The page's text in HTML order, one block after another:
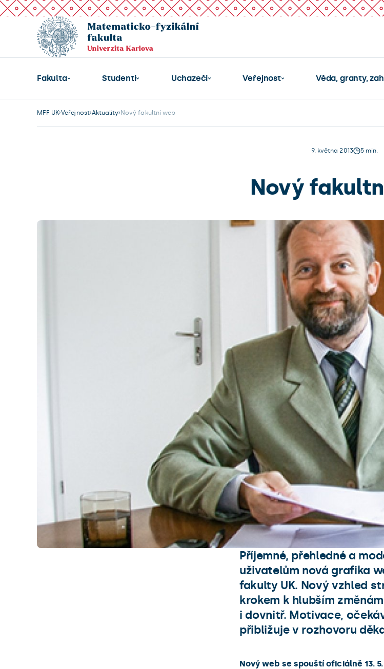
Fakulta Studenti Uchazeči Veřejnost Věda, granty,
MFF UK Veřejnost Aktuality Nový fakultní web
9. května 2013 5 min.
Nový
Příjemné, přehledné a
uživatelům nová grafika
fakulty UK. Nový vzhled
krokem k hlubším
i dovnitř. Motivace,
přibližuje v rozhovoru
Nový web se spouští oficiálně 13.